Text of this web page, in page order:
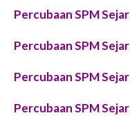
Percubaan SPM
Percubaan SPM
Percubaan SPM
Percubaan SPM